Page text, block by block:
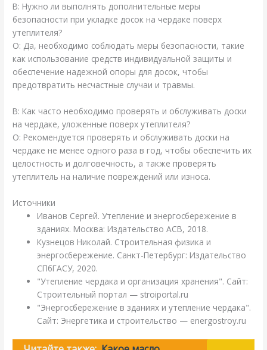
В: Нужно ли выполнять дополнительные меры
безопасности при укладке досок на чердаке поверх
утеплителя?
О: Да, необходимо соблюдать меры безопасности, такие
как использование средств индивидуальной защиты и
обеспечение надежной опоры для досок, чтобы
предотвратить несчастные случаи и травмы.
В: Как часто необходимо проверять и обслуживать доски
на чердаке, уложенные поверх утеплителя?
О: Рекомендуется проверять и обслуживать доски на
чердаке не менее одного раза в год, чтобы обеспечить их
целостность и долговечность, а также проверять
утеплитель на наличие повреждений или износа.
Источники
Иванов Сергей. Утепление и энергосбережение в
зданиях. Москва: Издательство АСВ, 2018.
Кузнецов Николай. Строительная физика и
энергосбережение. Санкт-Петербург: Издательство
СПбГАСУ, 2020.
"Утепление чердака и организация хранения". Сайт:
Строительный портал — stroiportal.ru
"Энергосбережение в зданиях и утепление чердака".
Сайт: Энергетика и строительство — energostroy.ru